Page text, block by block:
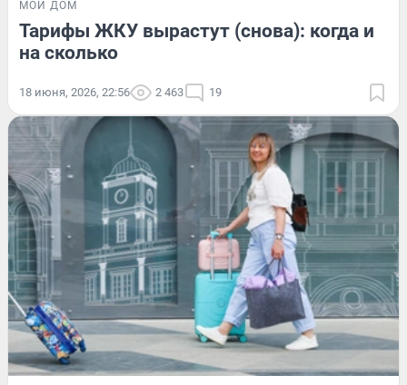
МОЙ ДОМ
Тарифы ЖКУ вырастут (снова): когда и
на сколько
18 июня, 2026, 22:56 2 463 19